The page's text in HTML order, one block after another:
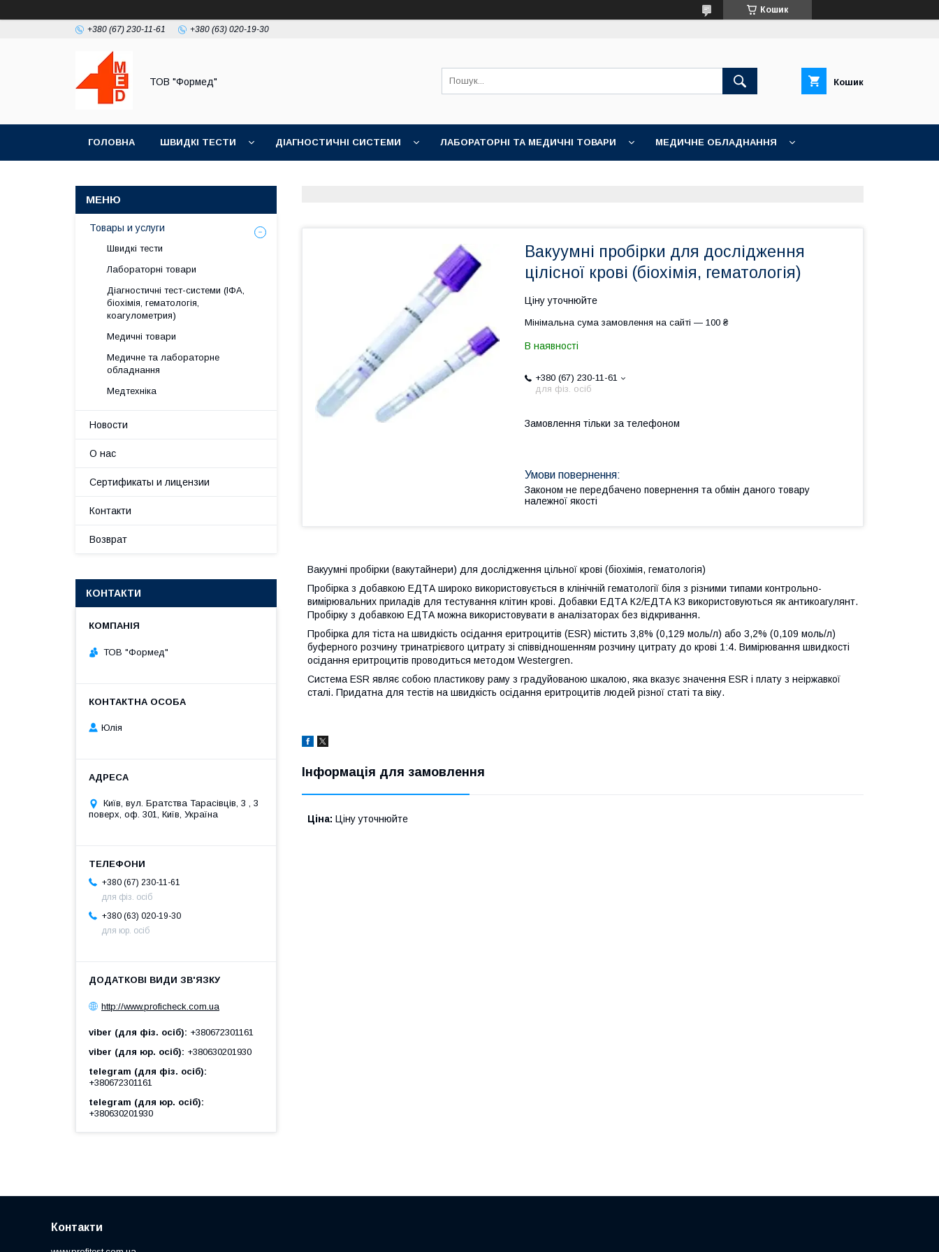
Кошик
+380 (67) 230-11-61 +380 (63) 020-19-30
ТОВ "Формед" Кошик
ГОЛОВНА ШВИДКІ ТЕСТИ ДІАГНОСТИЧНІ СИСТЕМИ ЛАБОРАТОРНІ ТА МЕДИЧНІ ТОВАРИ МЕДИЧНЕ ОБЛАДНАННЯ
Вакуумні пробірки для дослідження
цілісної крові (біохімія, гематологія)
Ціну уточнюйте
Мінімальна сума замовлення на сайті — 100 ₴
В наявності
+380 (67) 230-11-61
для фіз. осіб
Замовлення тільки за телефоном
Законом не передбачено повернення та обмін даного товару
належної якості
Вакуумні пробірки (вакутайнери) для дослідження цільної крові (біохімія, гематологія)
Пробірка з добавкою ЕДТА широко використовується в клінічній гематології біля з різними типами контрольно-
вимірювальних приладів для тестування клітин крові. Добавки ЕДТА К2/ЕДТА К3 використовуються як антикоагулянт.
Пробірку з добавкою ЕДТА можна використовувати в аналізаторах без відкривання.
Пробірка для тіста на швидкість осідання еритроцитів (ESR) містить 3,8% (0,129 моль/л) або 3,2% (0,109 моль/л)
буферного розчину тринатрієвого цитрату зі співвідношенням розчину цитрату до крові 1:4. Вимірювання швидкості
осідання еритроцитів проводиться методом Westergren.
Система ESR являє собою пластикову раму з градуйованою шкалою, яка вказує значення ESR і плату з неіржавкої
сталі. Придатна для тестів на швидкість осідання еритроцитів людей різної статі та віку.
Інформація для замовлення
Ціна: Ціну уточнюйте
Товары и услуги
Швидкі тести
Лабораторні товари
Діагностичні тест-системи (ІФА,
біохімія, гематологія,
коагулометрия)
Медичні товари
Медичне та лабораторне
обладнання
Медтехніка
Новости
О нас
Сертификаты и лицензии
Контакти
Возврат
КОНТАКТИ
ТОВ "Формед"
Юлія
Київ, вул. Братства Тарасівців, 3 , 3
поверх, оф. 301, Київ, Україна
+380 (67) 230-11-61
для фіз. осіб
+380 (63) 020-19-30
для юр. осіб
http://www.proficheck.com.ua
viber (для фіз. осіб)
+380672301161
viber (для юр. осіб)
+380630201930
telegram (для фіз. осіб)
+380672301161
telegram (для юр. осіб)
+380630201930
Контакти